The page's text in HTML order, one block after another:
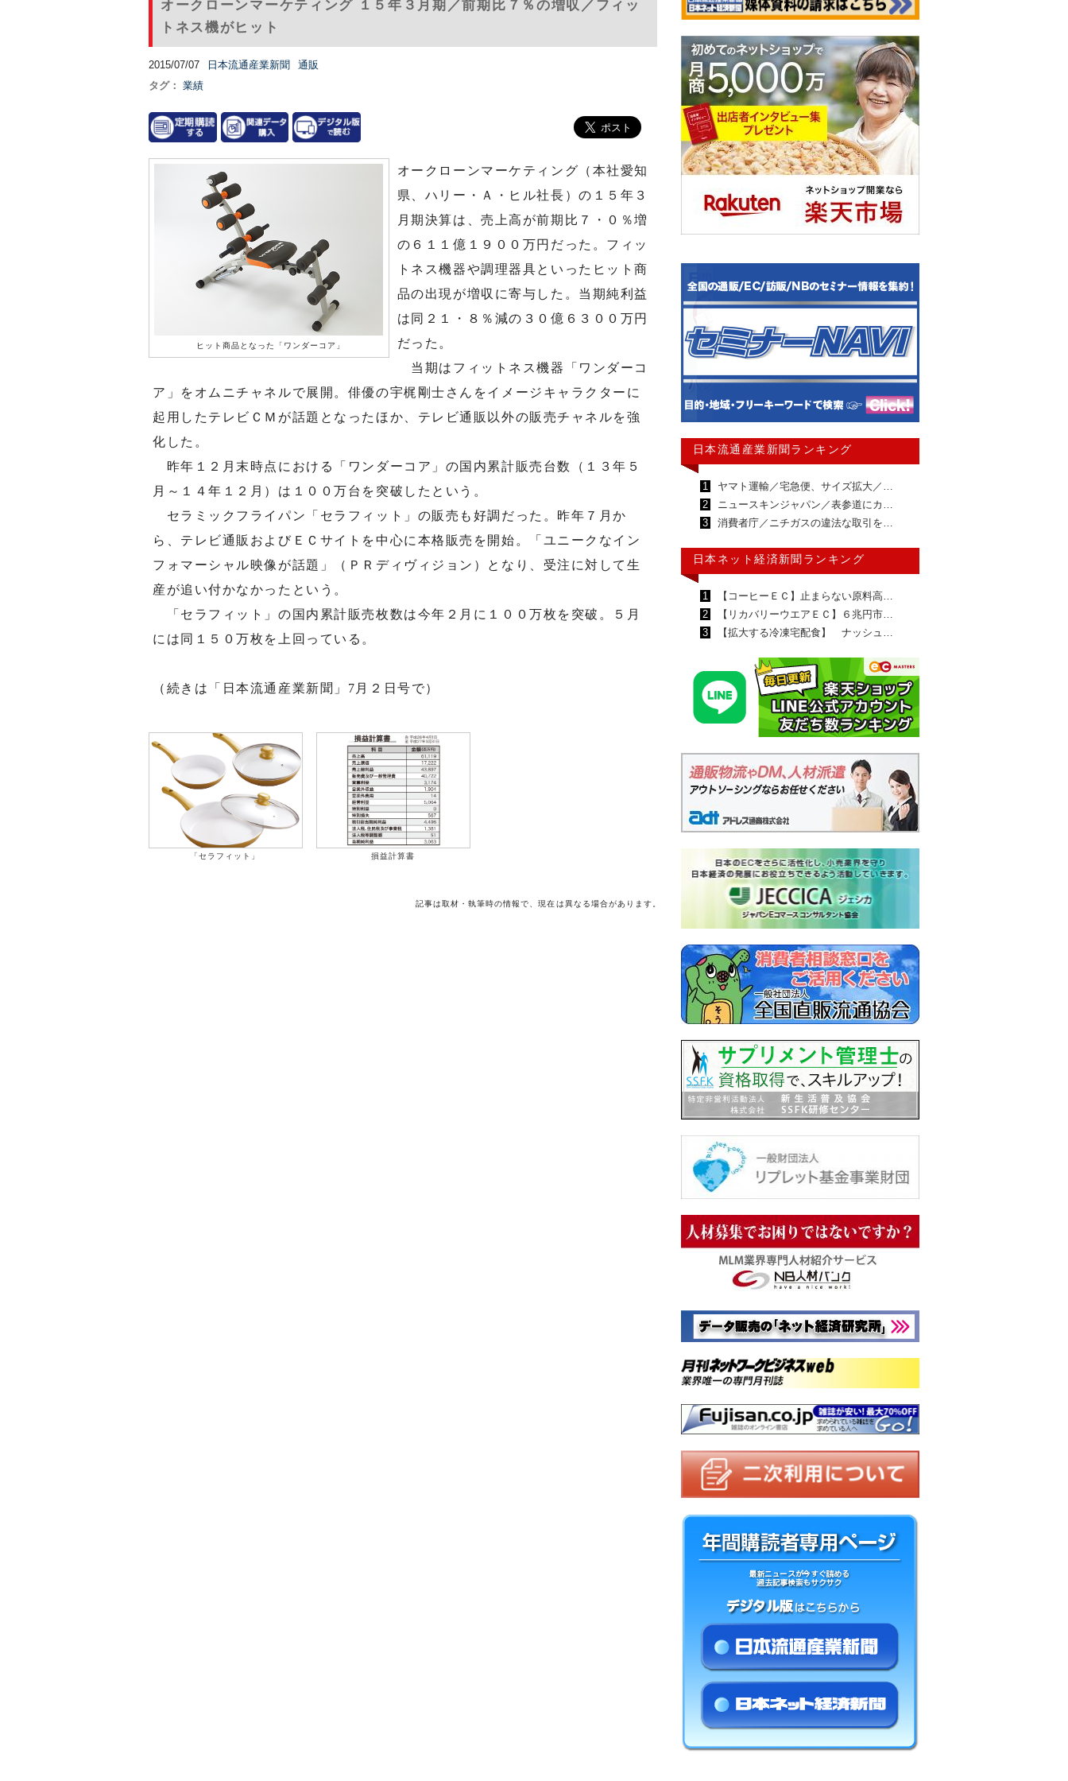
オークローンマーケティング １５年３月期／前期比７％の増収／フィッ
トネス機がヒット
2015/07/07 日本流通産業新聞
通販
タグ： 業績
ヒット商品となった「ワンダーコア」
オークローンマーケティング（本社愛知
県、ハリー・Ａ・ヒル社長）の１５年３
月期決算は、売上高が前期比７・０％増
の６１１億１９００万円だった。フィッ
トネス機器や調理器具といったヒット商
品の出現が増収に寄与した。当期純利益
は同２１・８％減の３０億６３００万円
だった。
当期はフィットネス機器「ワンダーコ
ア」をオムニチャネルで展開。俳優の宇梶剛士さんをイメージキャラクターに
起用したテレビＣＭが話題となったほか、テレビ通販以外の販売チャネルを強
化した。
昨年１２月末時点における「ワンダーコア」の国内累計販売台数（１３年５
月～１４年１２月）は１００万台を突破したという。
セラミックフライパン「セラフィット」の販売も好調だった。昨年７月か
ら、テレビ通販およびＥＣサイトを中心に本格販売を開始。「ユニークなイン
フォマーシャル映像が話題」（ＰＲディヴィジョン）となり、受注に対して生
産が追い付かなかったという。
「セラフィット」の国内累計販売枚数は今年２月に１００万枚を突破。５月
には同１５０万枚を上回っている。
（続きは「日本流通産業新聞」7月２日号で）
「セラフィット」 損益計算書
記事は取材・執筆時の情報で、現在は異なる場合があります。
日本流通産業新聞ランキング
1
ヤマト運輸／宅急便、サイズ拡大／…
2
ニュースキンジャパン／表参道にカ…
3
消費者庁／ニチガスの違法な取引を…
日本ネット経済新聞ランキング
1
【コーヒーＥＣ】止まらない原料高…
2
【リカバリーウエアＥＣ】６兆円市…
3
【拡大する冷凍宅配食】 ナッシュ…